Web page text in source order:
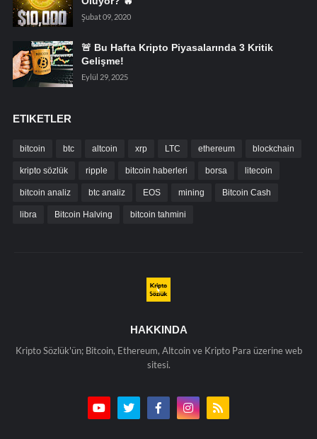
Şubat 09, 2020
🚨 Bu Hafta Kripto Piyasalarında 3 Kritik
Gelişme!
Eylül 29, 2025
ETIKETLER
bitcoin btc altcoin xrp LTC ethereum blockchain
kripto sözlük ripple bitcoin haberleri borsa litecoin
bitcoin analiz btc analiz EOS mining Bitcoin Cash
libra Bitcoin Halving bitcoin tahmini
HAKKINDA
Kripto Sözlük'ün; Bitcoin, Ethereum, Altcoin ve Kripto Para üzerine web
sitesi.